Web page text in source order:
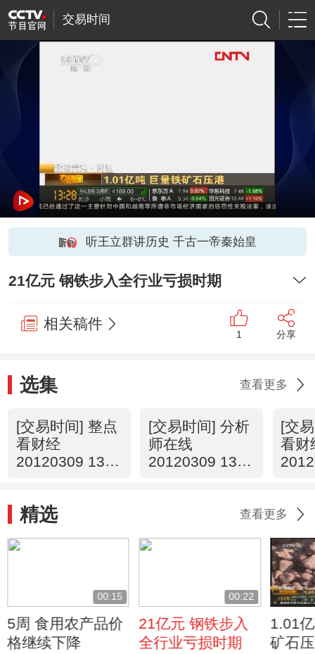
交易时间
听王立群讲历史 千古一帝秦始皇
21亿元 钢铁步入全行业亏损时期
相关稿件
1 分享
选集 查看更多
[交易时间] 整点
看财经
20120309 13：
[交易时间] 分析
师在线
20120309 13：
[交
看财
精选 查看更多
00:15
5周 食用农产品价
格继续下降
00:22
21亿元 钢铁步入
全行业亏损时期
1.01
矿石